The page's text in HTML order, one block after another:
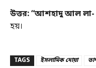
উত্তর:“আশহাদু আল লা-
হয়।
TAGS ইসলামিক দোয়া